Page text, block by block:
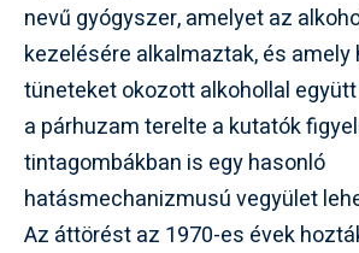
nevű gyógyszer, amelyet az
kezelésére alkalmaztak, és amely
tüneteket okozott alkohollal
a párhuzam terelte a kutatók
tintagombákban is egy hasonló
hatásmechanizmusú vegyület
Az áttörést az 1970-es évek